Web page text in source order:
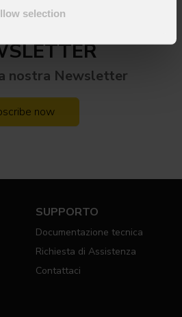
selection
nostra Newsletter
now
SUPPORTO
Documentazione tecnica
Richiesta di Assistenza
Contattaci